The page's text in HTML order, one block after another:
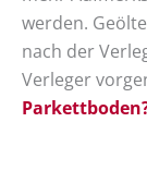
werden.
nach der
Verleger